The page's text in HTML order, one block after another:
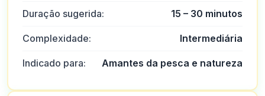
Duração sugerida: 15 – 30 minutos
Complexidade: Intermediária
Indicado para: Amantes da pesca e natureza